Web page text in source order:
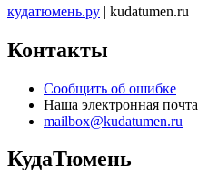
кудатюмень.ру | kudatumen.ru
Контакты
Сообщить об ошибке
Наша электронная почта
mailbox@kudatumen.ru
КудаТюмень